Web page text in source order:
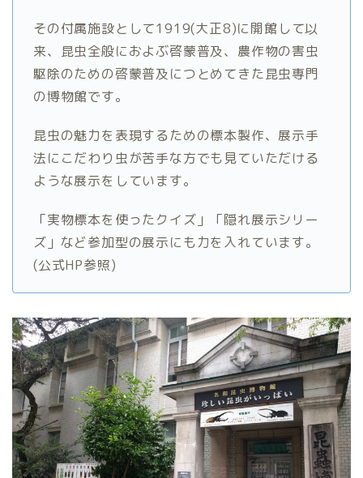
その付属施設として1919(大正8)に開館して以
来、昆虫全般におよぶ啓蒙普及、農作物の害虫
駆除のための啓蒙普及につとめてきた昆虫専門
の博物館です。
昆虫の魅力を表現するための標本製作、展示手
法にこだわり虫が苦手な方でも見ていただける
ような展示をしています。
「実物標本を使ったクイズ」「隠れ展示シリー
ズ」など参加型の展示にも力を入れています。
(公式HP参照)